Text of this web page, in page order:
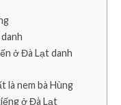
ở Đà Lạt danh
là nem bà Hùng
ở Đà Lạt